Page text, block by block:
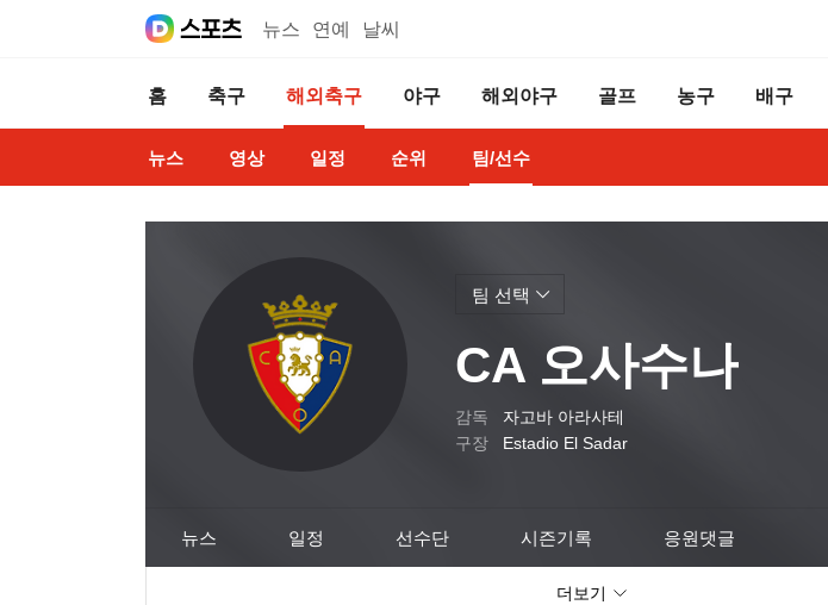
뉴스 연예 날씨
홈 축구 해외축구 야구 해외야구 골프 농구 배구
뉴스 영상 일정 순위 팀/선수
CA 오사수나
감독
자고바 아라사테
구장
Estadio El Sadar
팀 선택
뉴스 일정 선수단 시즌기록 응원댓글
더보기